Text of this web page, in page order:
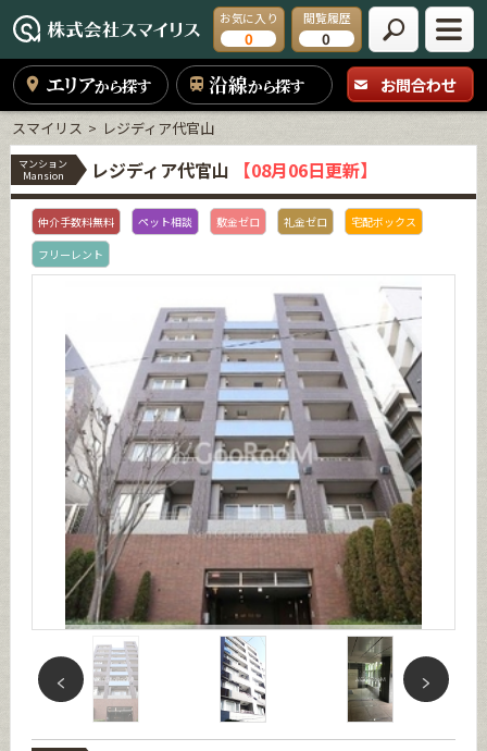
お気に入り
0
閲覧履歴
0
エリアから探す 沿線から探す お問合わせ
スマイリス レジディア代官山
マンション
Mansion
レジディア代官山 【08月06日更新】
仲介手数料無料 ペット相談 敷金ゼロ 礼金ゼロ
宅配ボックス
フリーレント